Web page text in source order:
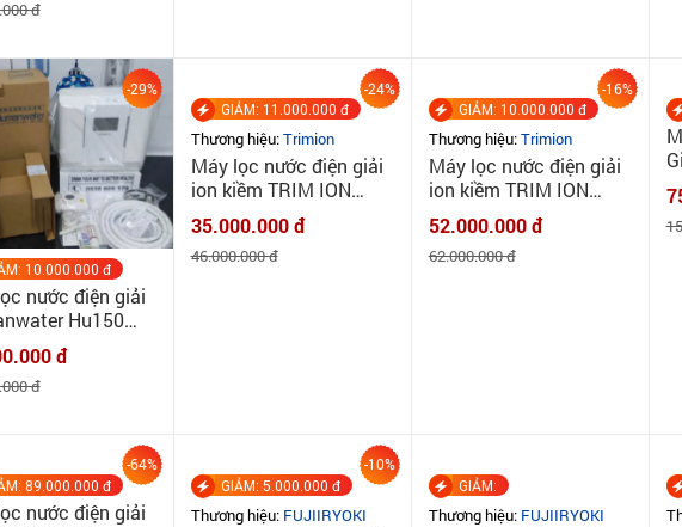
đ
-29%
10.000.000 đ
nước điện giải
Hu150
nước tạo kiềm
đ
đ
-24% -16%
GIẢM: 10.000.000 đ
Thương hiệu:Trimion
Máy lọc nước điện giải
ion kiềm TRIM ION
GRACIA - MADE IN
JAPAN
52.000.000 đ
62.000.000 đ
89.000.000 đ GIẢM: 5.000.000 đ GIẢM: